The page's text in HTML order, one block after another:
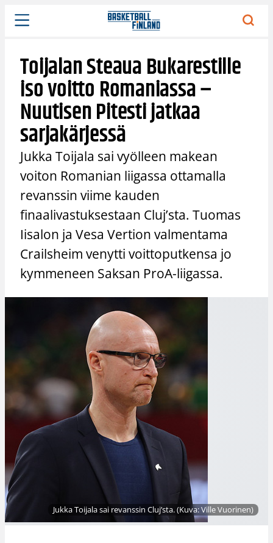
Siirry
sisältöön
Toijalan Steaua Bukarestille
iso voitto Romaniassa –
Nuutisen Pitesti jatkaa
sarjakärjessä
Jukka Toijala sai vyölleen makean
voiton Romanian liigassa ottamalla
revanssin viime kauden
finaalivastuksestaan Cluj’sta. Tuomas
Iisalon ja Vesa Vertion valmentama
Crailsheim venytti voittoputkensa jo
kymmeneen Saksan ProA-liigassa.
Jukka Toijala sai revanssin Cluj’sta. (Kuva: Ville Vuorinen)